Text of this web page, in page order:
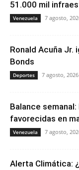
51.000 mil
Venezuela 7 agosto,
Ronald Acuña Jr.
Bonds
Deportes 7 agosto, 2026
Balance
favorecidas en
Venezuela 7 agosto,
Alerta Climática: